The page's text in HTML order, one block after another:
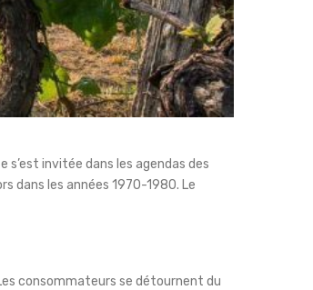
invitée dans les agendas des
dans les années 1970-1980. Le
consommateurs se détournent du